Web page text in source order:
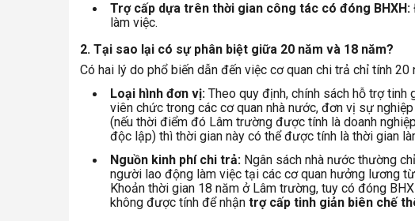
Trợ cấp dựa trên thời gian công tác có đóng BHXH:
làm việc.
2. Tại sao lại có sự phân biệt giữa 20 năm và 18 năm?
Có hai lý do phổ biến dẫn đến việc cơ quan chi trả chỉ tính
Loại hình đơn vị: Theo quy định, chính sách hỗ trợ tinh
viên chức trong các cơ quan nhà nước, đơn vị sự
(nếu thời điểm đó Lâm trường được tính là doanh
độc lập) thì thời gian này có thể được tính là thời gian
Nguồn kinh phí chi trả: Ngân sách nhà nước thường
người lao động làm việc tại các cơ quan hưởng lương
Khoản thời gian 18 năm ở Lâm trường, tuy có đóng
không được tính để nhận trợ cấp tinh giản biên chế